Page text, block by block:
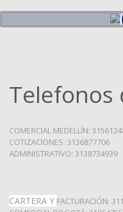
Telefonos
COMERCIAL MEDELLÍN:
COTIZACIONES: 3136877706
ADMINISTRATIVO: 3138734939
CARTERA Y FACTURACIÓN: